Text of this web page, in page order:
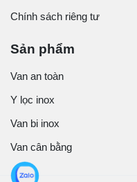
Chính sách riêng tư
Sản phẩm
Van an toàn
Y lọc inox
Van bi inox
Van cân bằng